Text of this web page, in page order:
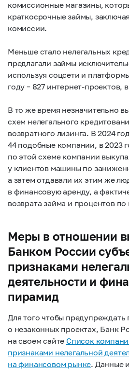
комиссионные магазины,
краткосрочные займы,
комиссии.
Меньше стало нелегальных
предлагали займы
используя соцсети и
году – 827 интернет-проектов,
В то же время незначительно
схем нелегального
возвратного лизинга. В 2024
44 подобные компании, в 2023
по этой схеме компании
у клиентов машины по
а затем отдавали их этим же
в финансовую аренду, а
возврата займа и процентов по
Меры в отношении
Банком России
признаками
деятельности и
пирамид
Для того чтобы предупреждать
о незаконных проектах, Банк
на своем сайте Список
признаками нелегальной
на финансовом рынке. Данные